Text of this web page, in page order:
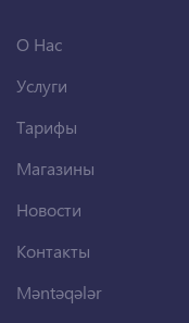
О Нас
Услуги
Тарифы
Магазины
Новости
Контакты
Məntəqələr